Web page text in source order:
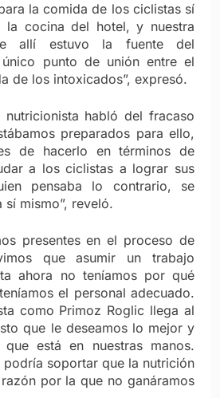
la comida de los ciclistas sí
la cocina del hotel, y nuestra
allí estuvo la fuente del
punto de unión entre el
de los intoxicados”, expresó.
nutricionista habló del fracaso
preparados para ello,
de hacerlo en términos de
a los ciclistas a lograr sus
pensaba lo contrario, se
mismo”, reveló.
presentes en el proceso de
que asumir un trabajo
ahora no teníamos por qué
el personal adecuado.
como Primoz Roglic llega al
que le deseamos lo mejor y
está en nuestras manos.
podría soportar que la nutrición
por la que no ganáramos